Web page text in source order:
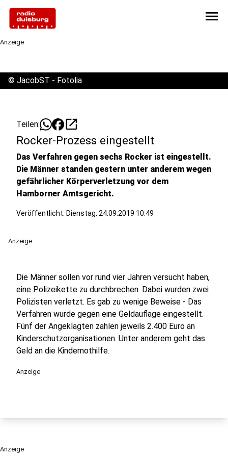
menu
Anzeige
© JacobST - Fotolia
Teilen: open_in_new
Rocker-Prozess eingestellt
Das Verfahren gegen sechs Rocker ist eingestellt.
Die Männer standen gestern unter anderem wegen
gefährlicher Körperverletzung vor dem
Hamborner Amtsgericht.
Veröffentlicht: Dienstag, 24.09.2019 10:49
Anzeige
Die Männer sollen vor rund vier Jahren versucht haben,
eine Polizeikette zu durchbrechen. Dabei wurden zwei
Polizisten verletzt. Es gab zu wenige Beweise - Das
Verfahren wurde gegen eine Geldauflage eingestellt.
Fünf der Angeklagten zahlen jeweils 2.400 Euro an
Kinderschutzorganisationen. Unter anderem geht das
Geld an die Kindernothilfe.
Anzeige
Anzeige